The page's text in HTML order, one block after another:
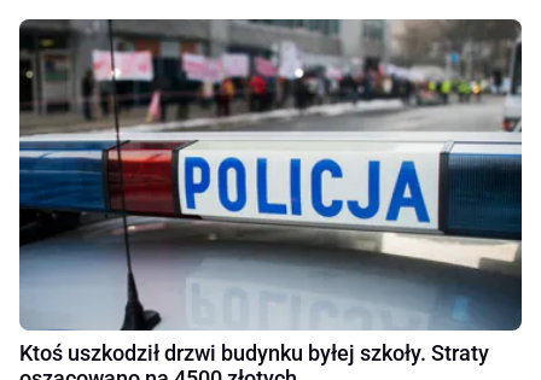
Ktoś uszkodził drzwi budynku byłej szkoły. Straty